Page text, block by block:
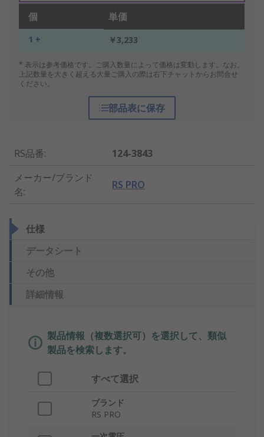
個 単価
1 + ￥3,233
* 表示は参考価格です。ご購入数量によって価格は変動します。なお、
上記数量を大きく超える大量ご購入の際は右下チャットからお問合せ
ください。
部品表に保存
RS品番:
124-3843
メーカー/ブランド
名:
RS PRO
仕様
データシート
その他
詳細情報
製品情報（複数選択可）を選択して、類似
製品を検索します。
すべて選択
ブランド
RS PRO